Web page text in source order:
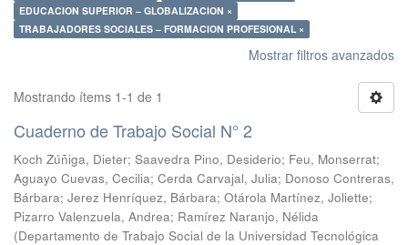
EDUCACION SUPERIOR – GLOBALIZACION ×
TRABAJADORES SOCIALES – FORMACION PROFESIONAL ×
Mostrar filtros avanzados
Mostrando ítems 1-1 de 1
Cuaderno de Trabajo Social N° 2
Koch Zúñiga, Dieter; Saavedra Pino, Desiderio; Feu, Monserrat;
Aguayo Cuevas, Cecilia; Cerda Carvajal, Julia; Donoso Contreras,
Bárbara; Jerez Henríquez, Bárbara; Otárola Martínez, Joliette;
Pizarro Valenzuela, Andrea; Ramírez Naranjo, Nélida
(Departamento de Trabajo Social de la Universidad Tecnológica